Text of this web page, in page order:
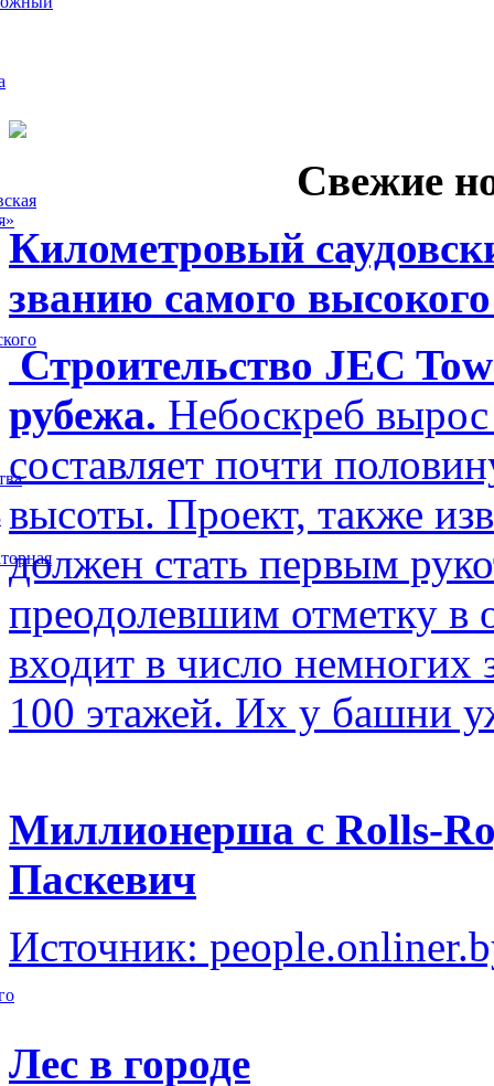
Свежие
Километровый
званию самого
Строительство JEC
рубежа. Небоскреб
составляет почти
высоты. Проект, также
должен стать первым
преодолевшим отметку в
входит в число
100 этажей. Их у башни
Миллионерша с Rolls-
Паскевич
Источник:
Лес в городе